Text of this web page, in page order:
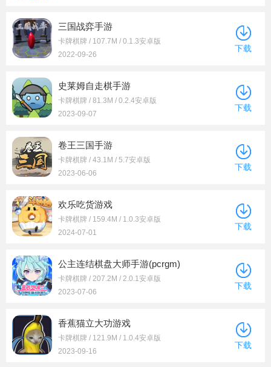
三国战弈手游
卡牌棋牌 / 107.7M / 0.1.3安卓版
2022-09-26
下载
史莱姆自走棋手游
卡牌棋牌 / 81.3M / 0.2.4安卓版
2023-09-07
下载
卷王三国手游
卡牌棋牌 / 43.1M / 5.7安卓版
2023-06-06
下载
欢乐吃货游戏
卡牌棋牌 / 159.4M / 1.0.3安卓版
2024-07-01
下载
公主连结棋盘大师手游(pcrgm)
卡牌棋牌 / 207.2M / 2.0.1安卓版
2023-07-06
下载
香蕉猫立大功游戏
卡牌棋牌 / 121.9M / 1.0.4安卓版
2023-09-16
下载